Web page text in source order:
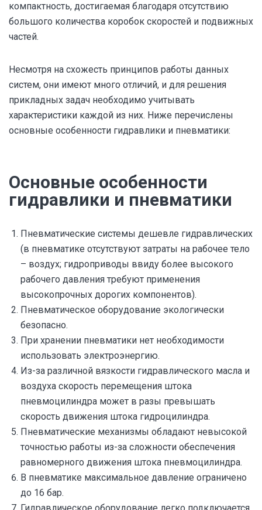
компактность, достигаемая благодаря отсутствию
большого количества коробок скоростей и подвижных
частей.
Несмотря на схожесть принципов работы данных
систем, они имеют много отличий, и для решения
прикладных задач необходимо учитывать
характеристики каждой из них. Ниже перечислены
основные особенности гидравлики и пневматики:
Основные особенности
гидравлики и пневматики
Пневматические системы дешевле гидравлических
(в пневматике отсутствуют затраты на рабочее тело
– воздух; гидроприводы ввиду более высокого
рабочего давления требуют применения
высокопрочных дорогих компонентов).
Пневматическое оборудование экологически
безопасно.
При хранении пневматики нет необходимости
использовать электроэнергию.
Из-за различной вязкости гидравлического масла и
воздуха скорость перемещения штока
пневмоцилиндра может в разы превышать
скорость движения штока гидроцилиндра.
Пневматические механизмы обладают невысокой
точностью работы из-за сложности обеспечения
равномерного движения штока пневмоцилиндра.
В пневматике максимальное давление ограничено
до 16 бар.